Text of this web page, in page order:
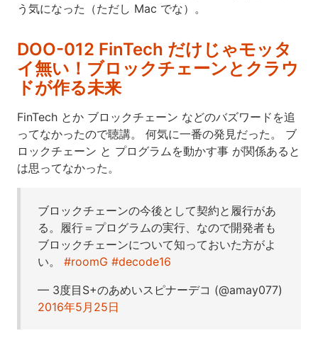
う気になった（ただし Mac でな）。
DOO-012 FinTech だけじゃモッタ
イ無い！ブロックチェーンとクラウ
ドが作る未来
FinTech とか ブロックチェーン などのバズワードを追
ってなかったので聴講。 何気に一番の発見だった。 ブ
ロックチェーン と プログラムを動かす事 が関係あると
は思ってなかった。
ブロックチェーンの今後として契約と履行があ
る。履行＝プログラムの実行、なので開発者も
ブロックチェーンについて知っておいた方がよ
い。 #roomG #decode16
— 3度目S+のあめいスピナーデコ (@amay077)
2016年5月25日